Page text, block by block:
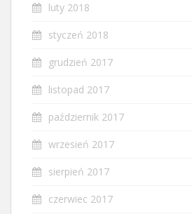
luty 2018
styczeń 2018
grudzień 2017
listopad 2017
październik 2017
wrzesień 2017
sierpień 2017
czerwiec 2017